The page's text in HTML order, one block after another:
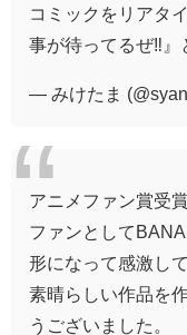
コミックをリアタ
事が待ってるぜ‼️』
— みけたま
アニメファン賞受
ファンとして
形になって感激し
素晴らしい作品を
うございました。